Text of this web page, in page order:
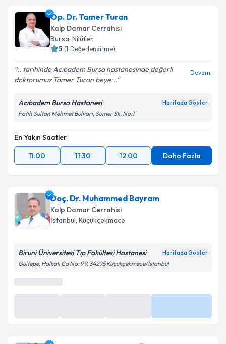
Op. Dr. Tamer Turan
Kalp Damar Cerrahisi
Bursa, Nilüfer
5 (1 Değerlendirme)
.. tarihinde Acıbadem Bursa hastanesinde değerli
doktorumuz Tamer Turan beye...
Devamı
Acıbadem Bursa Hastanesi Haritada Göster
Fatih Sultan Mehmet Bulvarı, Sümer Sk. No:1
En Yakın Saatler
11:00
11:30 12:00 Daha Fazla
Doç. Dr. Muhammed Bayram
Kalp Damar Cerrahisi
İstanbul, Küçükçekmece
Biruni Üniversitesi Tıp Fakültesi Hastanesi Haritada Göster
Gültepe, Halkalı Cd No: 99, 34295 Küçükçekmece/İstanbul
En Yakın Saatler